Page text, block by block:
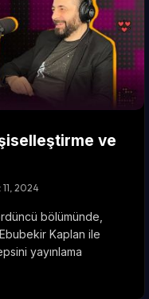
ve
2024
bölümünde,
Kaplan ile
yayınlama